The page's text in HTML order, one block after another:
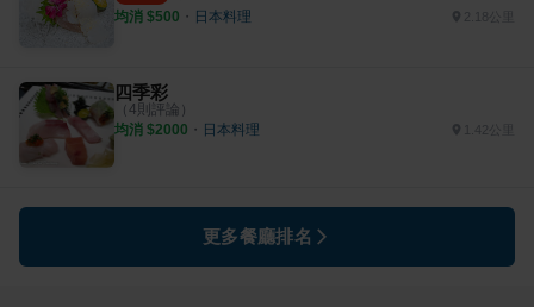
均消 $500 ・ 日本料理
四季彩
（ 4則評論）
均消 $2000 ・ 日本料理 1.42公里
更多餐廳排名